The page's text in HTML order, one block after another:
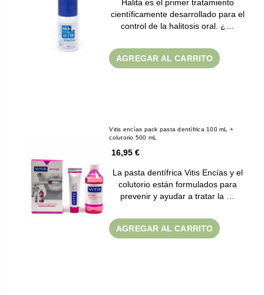
Halita es el primer tratamiento
científicamente desarrollado para el
control de la halitosis oral. ¿…
AGREGAR AL CARRITO
Vitis encías pack pasta dentífrica 100 mL +
colutorio 500 mL
16,95 €
La pasta dentífrica Vitis Encías y el
colutorio están formulados para
prevenir y ayudar a tratar la …
AGREGAR AL CARRITO